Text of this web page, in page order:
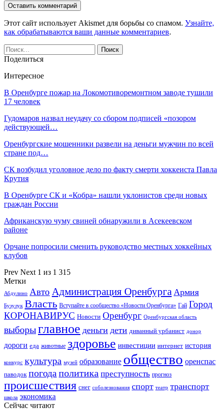
Этот сайт использует Akismet для борьбы со спамом. Узнайте,
как обрабатываются ваши данные комментариев.
Поделиться
Интересное
В Оренбурге пожар на Локомотиворемонтном заводе тушили
17 человек
Гудомаров назвал неудачу со сбором подписей «позором
действующей…
Оренбургские мошенники развели на деньги мужчин по всей
стране под…
СК возбудил уголовное дело по факту смерти хоккеиста Павла
Крутия
В Оренбурге СК и «Кобра» нашли уклонистов среди новых
граждан России
Африканскую чуму свиней обнаружили в Асекеевском
районе
Орчане попросили сменить руководство местных хоккейных
клубов
Prev Next 1 из 1 315
Метки
Абдулино Авто Администрация Оренбурга Армия
Бузулук Власть Вступайте в сообщество «Новости Оренбурга» Гай Город
КОРОНАВИРУС Новости Оренбург Оренбургская область
выборыглавное деньги дети диванный урбанист донор
дороги еда животные здоровье инвестиции интернет история
конкурс культура музей образование общество оренспас
паводок погода политика преступность прогноз
происшествия снег соболезнования спорт театр транспорт
школа экономика
Сейчас читают